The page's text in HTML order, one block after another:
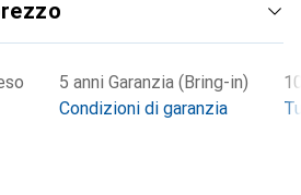
5 anni Garanzia (Bring-in)
Condizioni di garanzia